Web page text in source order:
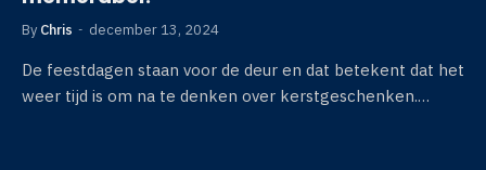
By Chris december 13, 2024
De feestdagen staan voor de deur en dat betekent dat het
weer tijd is om na te denken over kerstgeschenken.…